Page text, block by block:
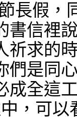
長假，
書信裡
祈求的
們是同
成全這
，可